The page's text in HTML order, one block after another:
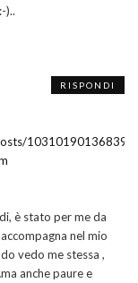
)..
è stato per me da
nel mio
vedo me stessa ,
anche paure e
RISPONDI